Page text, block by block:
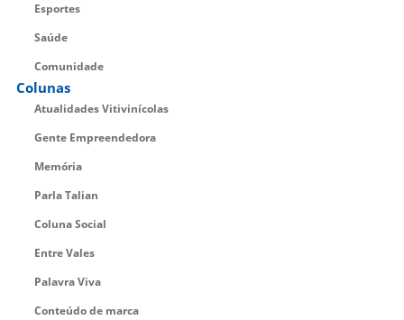
Esportes
Saúde
Comunidade
Colunas
Atualidades Vitivinícolas
Gente Empreendedora
Memória
Parla Talian
Coluna Social
Entre Vales
Palavra Viva
Conteúdo de marca